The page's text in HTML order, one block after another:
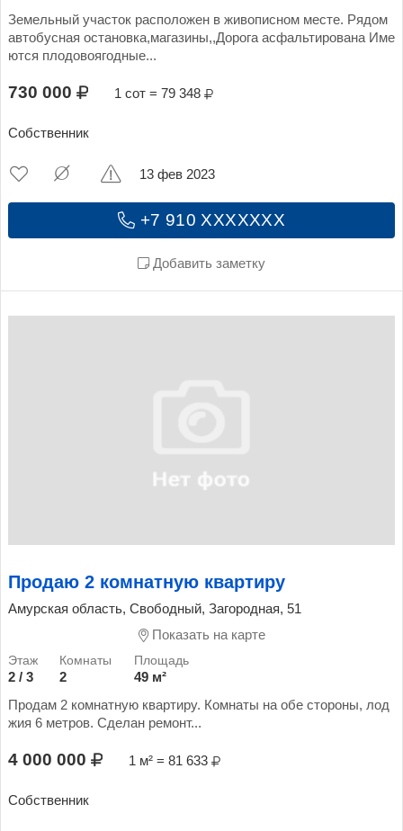
Земельный участок расположен в живописном месте. Рядом
автобусная остановка,магазины,,Дорога асфальтирована Име
ются плодовоягодные...
730 000 1 сот = 79 348
Собственник
+7 910 XXXXXXX
Добавить заметку
13 фев 2023
Продаю 2 комнатную квартиру
Амурская область, Свободный, Загородная, 51
Показать на карте
2 / 3 2
49 м²
Продам 2 комнатную квартиру. Комнаты на обе стороны, лод
жия 6 метров. Сделан ремонт...
4 000 000 1 м² = 81 633
Собственник